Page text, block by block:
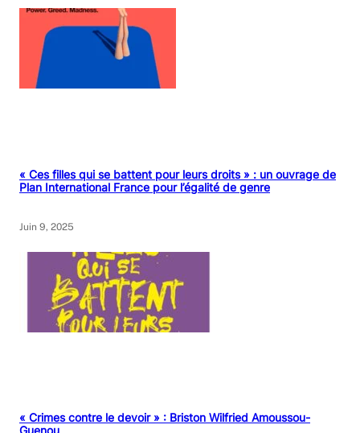
« Ces filles qui se battent pour leurs droits » : un ouvrage de
Plan International France pour l’égalité de genre
Juin 9, 2025
« Crimes contre le devoir » : Briston Wilfried Amoussou-